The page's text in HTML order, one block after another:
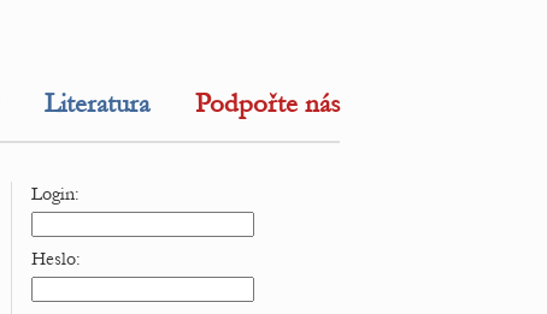
Literatura Podpořte nás
Login:
Heslo: